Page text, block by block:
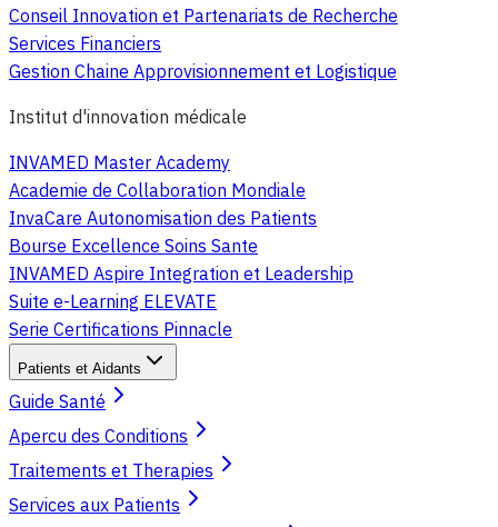
Conseil Innovation et Partenariats de Recherche
Services Financiers
Gestion Chaine Approvisionnement et Logistique
Institut d'innovation médicale
INVAMED Master Academy
Academie de Collaboration Mondiale
InvaCare Autonomisation des Patients
Bourse Excellence Soins Sante
INVAMED Aspire Integration et Leadership
Suite e-Learning ELEVATE
Serie Certifications Pinnacle
Patients et Aidants
Guide Santé
Apercu des Conditions
Traitements et Therapies
Services aux Patients